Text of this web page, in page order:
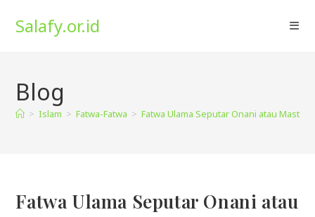
Salafy.or.id
Blog
> Islam > Fatwa-Fatwa > Fatwa Ulama Seputar Onani atau
Fatwa Ulama Seputar Onani atau